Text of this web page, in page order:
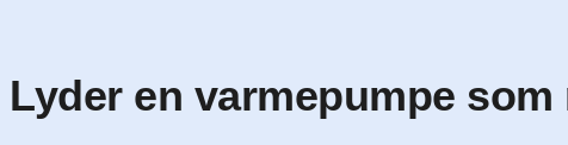
Lyder en varmepumpe